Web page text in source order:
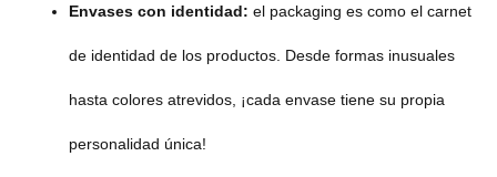
Envases con identidad: el packaging es como el carnet
de identidad de los productos. Desde formas inusuales
hasta colores atrevidos, ¡cada envase tiene su propia
personalidad única!